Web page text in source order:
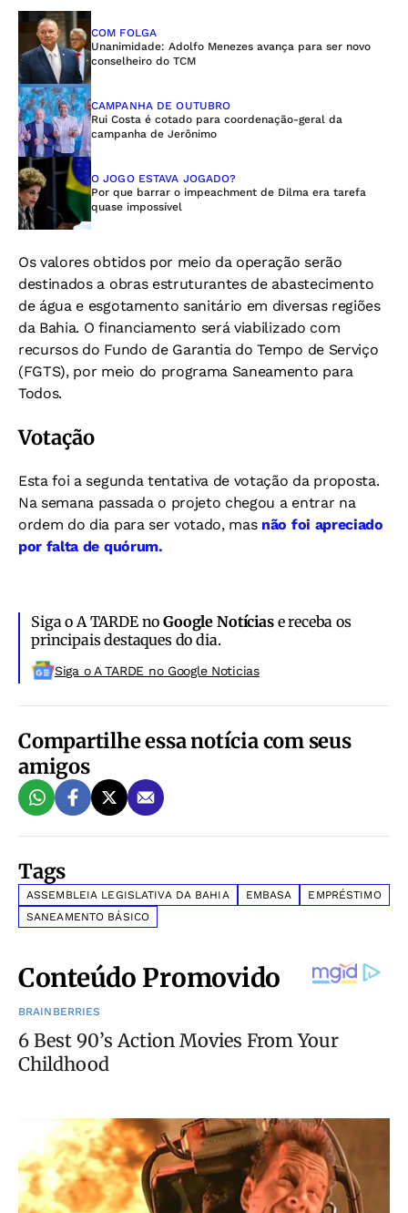
COM FOLGA
Unanimidade: Adolfo Menezes avança para ser novo
conselheiro do TCM
CAMPANHA DE OUTUBRO
Rui Costa é cotado para coordenação-geral da
campanha de Jerônimo
O JOGO ESTAVA JOGADO?
Por que barrar o impeachment de Dilma era tarefa
quase impossível
Os valores obtidos por meio da operação serão
destinados a obras estruturantes de abastecimento
de água e esgotamento sanitário em diversas regiões
da Bahia. O financiamento será viabilizado com
recursos do Fundo de Garantia do Tempo de Serviço
(FGTS), por meio do programa Saneamento para
Todos.
Votação
Esta foi a segunda tentativa de votação da proposta.
Na semana passada o projeto chegou a entrar na
ordem do dia para ser votado, mas não foi apreciado
por falta de quórum.
Siga o A TARDE noGoogle Notíciase receba os
principais destaques do dia.
Siga o A TARDE no Google Noticias
Compartilhe essa notícia com seus
amigos
Tags
ASSEMBLEIA LEGISLATIVA DA BAHIA EMBASA
EMPRÉSTIMO
SANEAMENTO BÁSICO